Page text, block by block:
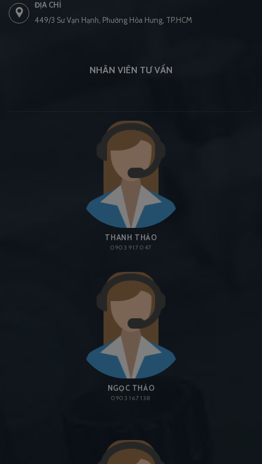
ĐỊA CHỈ
449/3 Sư Vạn Hạnh, Phường Hòa Hưng, TP.HCM
NHÂN VIÊN TƯ VẤN
THANH THẢO
0903 917 047
NGỌC THẢO
0903 167 138